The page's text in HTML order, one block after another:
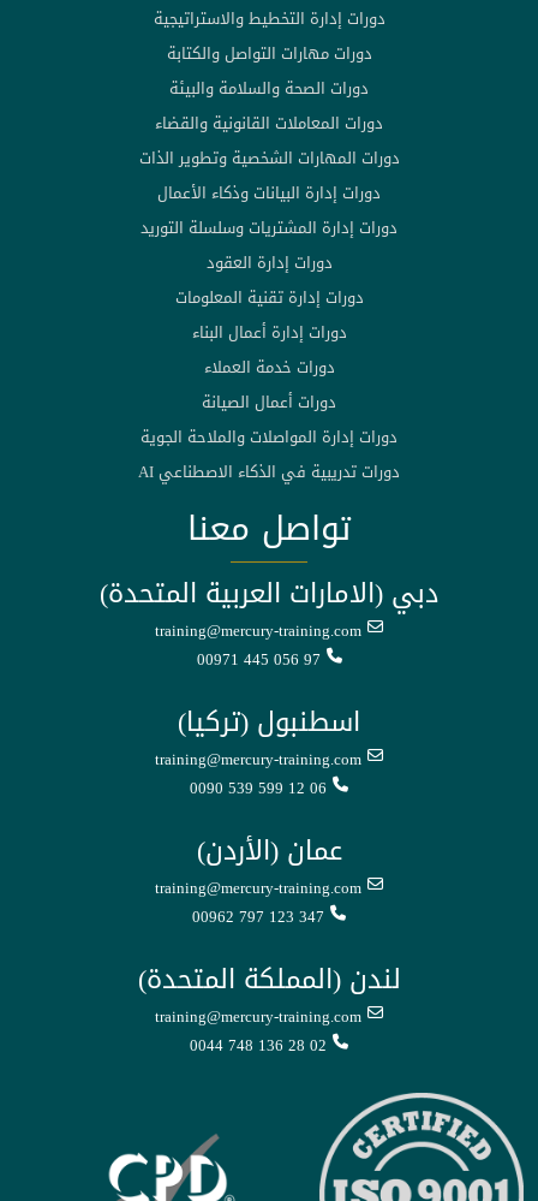
دورات إدارة التخطيط والاستراتيجية
دورات مهارات التواصل والكتابة
دورات الصحة والسلامة والبيئة
دورات المعاملات القانونية والقضاء
دورات المهارات الشخصية وتطوير الذات
دورات إدارة البيانات وذكاء الأعمال
دورات إدارة المشتريات وسلسلة التوريد
دورات إدارة العقود
دورات إدارة تقنية المعلومات
دورات إدارة أعمال البناء
دورات خدمة العملاء
دورات أعمال الصيانة
دورات إدارة المواصلات والملاحة الجوية
دورات تدريبية في الذكاء الاصطناعي AI
تواصل معنا
دبي (الامارات العربية المتحدة)
training@mercury-training.com
00971 445 056 97
اسطنبول (تركيا)
training@mercury-training.com
0090 539 599 12 06
عمان (الأردن)
training@mercury-training.com
00962 797 123 347
لندن (المملكة المتحدة)
training@mercury-training.com
0044 748 136 28 02